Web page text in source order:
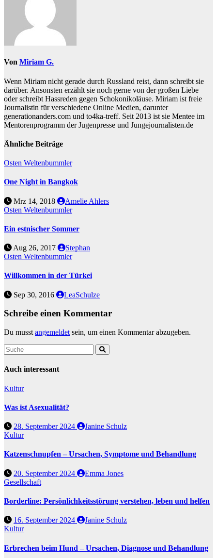
Von Miriam G.
Wenn Miriam nicht gerade durch Russland reist, dann schreibt sie
darüber. Ansonsten erzählt sie noch gerne von der großen Liebe
oder schreibt Hassreden gegen Schokonikoläuse. Miriam ist freie
Journalistin für verschiedene Online Medien, darunter
generationanders.com und to4ka-treff. Seit 2013 ist sie Mentee im
Mentorenprogramm der Jugenpresse und Jungejournalisten.de
Ähnliche Beiträge
Osten Weltenbummler
One Night in Bangkok
Mrz 14, 2018
Amelie Ahlers
Osten Weltenbummler
Ein estnischer Sommer
Aug 26, 2017
Stephan
Osten Weltenbummler
Willkommen in der Türkei
Sep 30, 2016 LeaSchulze
Schreibe einen Kommentar
Du musst angemeldet sein, um einen Kommentar abzugeben.
Auch interessant
Kultur
Was ist Asexualität?
28. September 2024
Janine Schulz
Kultur
Katzenschnupfen – Ursachen, Symptome und Behandlung
20. September 2024
Emma Jones
Gesellschaft
Borderline: Persönlichkeitsstörung verstehen, leben und helfen
16. September 2024
Janine Schulz
Kultur
Erbrechen beim Hund – Ursachen, Diagnose und Behandlung